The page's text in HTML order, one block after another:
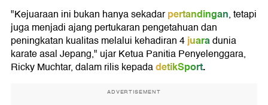
"Kejuaraan ini bukan hanya sekadarpertandingan, tetapi
juga menjadi ajang pertukaran pengetahuan dan
peningkatan kualitas melalui kehadiran 4juaradunia
karate asal Jepang," ujar Ketua Panitia Penyelenggara,
Ricky Muchtar, dalam rilis kepadadetikSport.
ADVERTISEMENT